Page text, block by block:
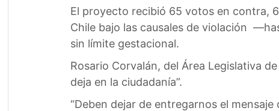
El proyecto recibió 65 votos en contra,
Chile bajo las causales de violación
sin límite gestacional.
Rosario Corvalán, del Área Legislativa
deja en la ciudadanía”.
“Deben dejar de entregarnos el